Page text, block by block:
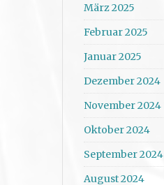
März 2025
Februar 2025
Januar 2025
Dezember 2024
November 2024
Oktober 2024
September 2024
August 2024